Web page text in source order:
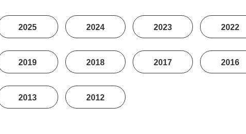
2025 2024 2023 2022
2019 2018 2017 2016
2013 2012